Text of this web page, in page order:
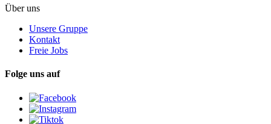
Über uns
Unsere Gruppe
Kontakt
Freie Jobs
Folge uns auf